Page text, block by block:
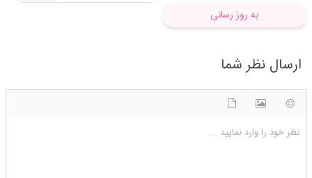
به روز رسانی
ارسال نظر شما
نظر خود را وارد نمایید ...